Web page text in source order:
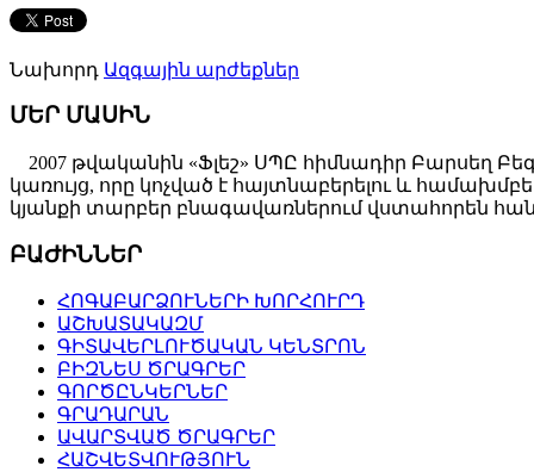
Նախորդ Ազգային արժեքներ
ՄԵՐ ՄԱՍԻՆ
2007 թվականին «Ֆլեշ» ՍՊԸ հիմնադիր Բարսեղ
կառույց, որը կոչված է հայտնաբերելու և
կյանքի տարբեր բնագավառներում վստահորեն
ԲԱԺԻՆՆԵՐ
ՀՈԳԱԲԱՐՁՈՒՆԵՐԻ ԽՈՐՀՈՒՐԴ
ԱՇԽԱՏԱԿԱԶՄ
ԳԻՏԱՎԵՐԼՈՒԾԱԿԱՆ ԿԵՆՏՐՈՆ
ԲԻԶՆԵՍ ԾՐԱԳՐԵՐ
ԳՈՐԾԸՆԿԵՐՆԵՐ
ԳՐԱԴԱՐԱՆ
ԱՎԱՐՏՎԱԾ ԾՐԱԳՐԵՐ
ՀԱՇՎԵՏՎՈՒԹՅՈՒՆ